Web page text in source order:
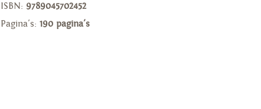
ISBN: 9789045702452
Pagina's: 190 pagina's